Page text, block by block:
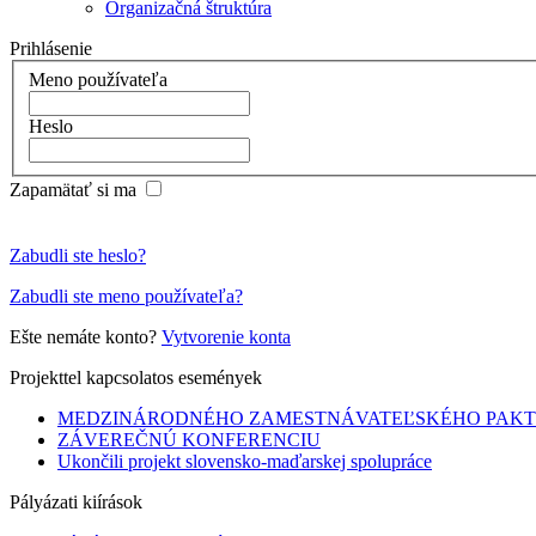
Organizačná štruktúra
Prihlásenie
Meno používateľa
Heslo
Zapamätať si ma
Zabudli ste heslo?
Zabudli ste meno používateľa?
Ešte nemáte konto? Vytvorenie konta
Projekttel kapcsolatos események
MEDZINÁRODNÉHO ZAMESTNÁVATEĽSKÉHO
ZÁVEREČNÚ KONFERENCIU
Ukončili projekt slovensko-maďarskej spolupráce
Pályázati kiírások